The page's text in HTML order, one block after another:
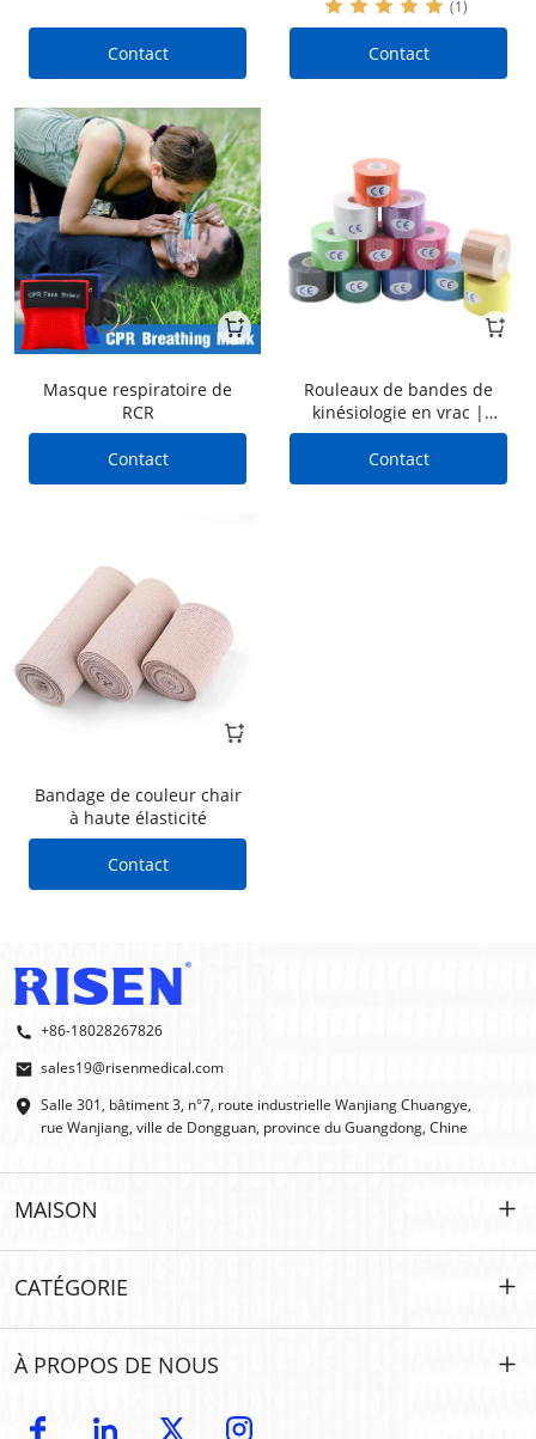
Contact
(1)
Contact
Masque respiratoire de
RCR
Contact
Rouleaux de bandes de
kinésiologie en vrac |
Bandages musculaires
sportifs en gros
Contact
Bandage de couleur chair
à haute élasticité
Contact
+86-18028267826
sales19@risenmedical.com
Salle 301, bâtiment 3, n°7, route industrielle Wanjiang Chuangye,
rue Wanjiang, ville de Dongguan, province du Guangdong, Chine
MAISON
MAISON
DES PRODUITS
CATÉGORIE
Personnalisé
À PROPOS DE NOUS
Introduction